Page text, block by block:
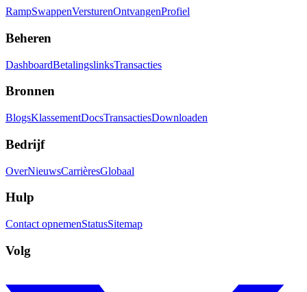
RampSwappenVersturenOntvangenProfiel
Beheren
DashboardBetalingslinksTransacties
Bronnen
BlogsKlassementDocsTransactiesDownloaden
Bedrijf
OverNieuwsCarrièresGlobaal
Hulp
Contact opnemenStatusSitemap
Volg